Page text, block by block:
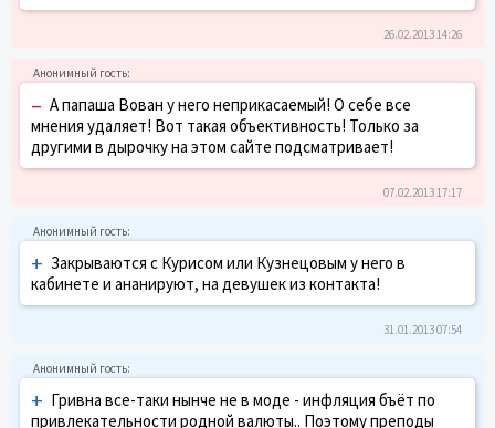
26.02.2013 14:26
– А папаша Вован у него неприкасаемый! О себе все
мнения удаляет! Вот такая объективность! Только за
другими в дырочку на этом сайте подсматривает!
07.02.2013 17:17
+ Закрываются с Курисом или Кузнецовым у него в
кабинете и ананируют, на девушек из контакта!
31.01.2013 07:54
+ Гривна все-таки нынче не в моде - инфляция бъёт по
привлекательности родной валюты.. Поэтому преподы